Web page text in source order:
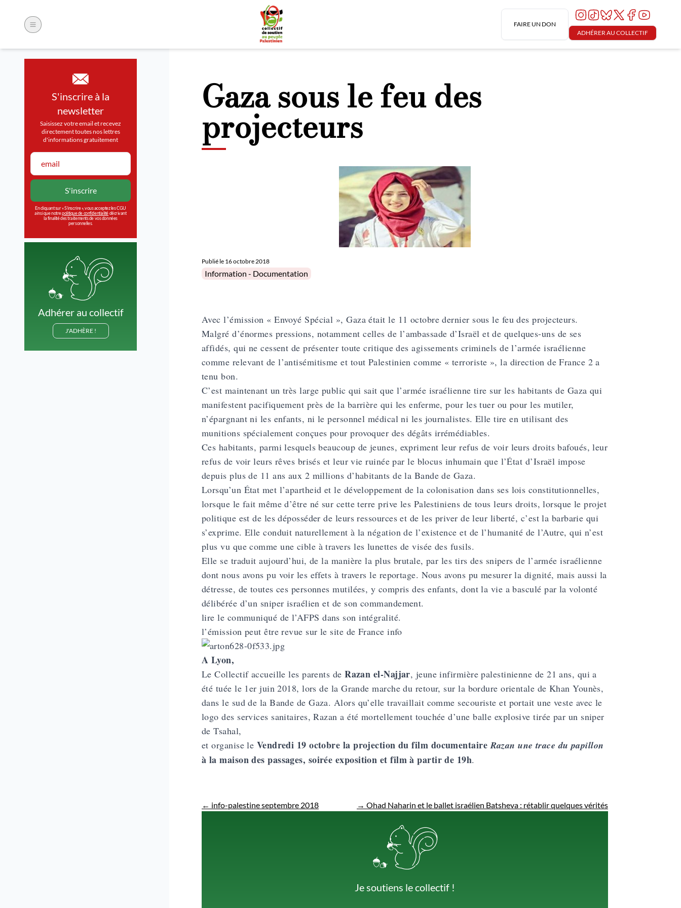
FAIRE UN DON
ADHÉRER AU COLLECTIF
S'inscrire à la
newsletter
Saisissez votre email et recevez
directement toutes nos lettres
d'informations gratuitement
En cliquant sur « S’inscrire », vous acceptez les CGU
ainsi que notrepolitique de confidentialitédécrivant
la finalité des traitements de vos données
personnelles.
Adhérer au collectif
J'ADHÈRE !
Gaza sous le feu des
projecteurs
Publié le 16 octobre 2018
Posted in
Information - Documentation
Avec l’émission « Envoyé Spécial », Gaza était le 11 octobre dernier sous le feu des projecteurs.
Malgré d’énormes pressions, notamment celles de l’ambassade d’Israël et de quelques-uns de ses
affidés, qui ne cessent de présenter toute critique des agissements criminels de l’armée israélienne
comme relevant de l’antisémitisme et tout Palestinien comme « terroriste », la direction de France 2 a
tenu bon.
C’est maintenant un très large public qui sait que l’armée israélienne tire sur les habitants de Gaza qui
manifestent pacifiquement près de la barrière qui les enferme, pour les tuer ou pour les mutiler,
n’épargnant ni les enfants, ni le personnel médical ni les journalistes. Elle tire en utilisant des
munitions spécialement conçues pour provoquer des dégâts irrémédiables.
Ces habitants, parmi lesquels beaucoup de jeunes, expriment leur refus de voir leurs droits bafoués, leur
refus de voir leurs rêves brisés et leur vie ruinée par le blocus inhumain que l’État d’Israël impose
depuis plus de 11 ans aux 2 millions d’habitants de la Bande de Gaza.
Lorsqu’un État met l’apartheid et le développement de la colonisation dans ses lois constitutionnelles,
lorsque le fait même d’être né sur cette terre prive les Palestiniens de tous leurs droits, lorsque le projet
politique est de les déposséder de leurs ressources et de les priver de leur liberté, c’est la barbarie qui
s’exprime. Elle conduit naturellement à la négation de l’existence et de l’humanité de l’Autre, qui n’est
plus vu que comme une cible à travers les lunettes de visée des fusils.
Elle se traduit aujourd’hui, de la manière la plus brutale, par les tirs des snipers de l’armée israélienne
dont nous avons pu voir les effets à travers le reportage. Nous avons pu mesurer la dignité, mais aussi la
détresse, de toutes ces personnes mutilées, y compris des enfants, dont la vie a basculé par la volonté
délibérée d’un sniper israélien et de son commandement.
lire le communiqué de l’AFPS dans son intégralité.
l’émission peut être revue sur le site de France info
A Lyon,
Le Collectif accueille les parents deRazan el-Najjar, jeune infirmière palestinienne de 21 ans, qui a
été tuée le 1er juin 2018, lors de la Grande marche du retour, sur la bordure orientale de Khan Younès,
dans le sud de la Bande de Gaza. Alors qu’elle travaillait comme secouriste et portait une veste avec le
logo des services sanitaires, Razan a été mortellement touchée d’une balle explosive tirée par un sniper
de Tsahal,
et organise le Vendredi 19 octobre la projection du film documentaireRazan une trace du papillon
à la maison des passages, soirée exposition et film à partir de 19h.
← info-palestine septembre 2018 → Ohad Naharin et le ballet israélien Batsheva : rétablir quelques vérités
Je soutiens le collectif !